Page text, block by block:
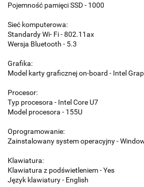
Pojemność pamięci SSD - 1000
Sieć komputerowa:
Standardy Wi- Fi - 802.11ax
Wersja Bluetooth - 5.3
Grafika:
Model karty graficznej on-board - Intel
Procesor:
Typ procesora - Intel Core U7
Model procesora - 155U
Oprogramowanie:
Zainstalowany system operacyjny -
Klawiatura:
Klawiatura z podświetleniem - Yes
Język klawiatury - English